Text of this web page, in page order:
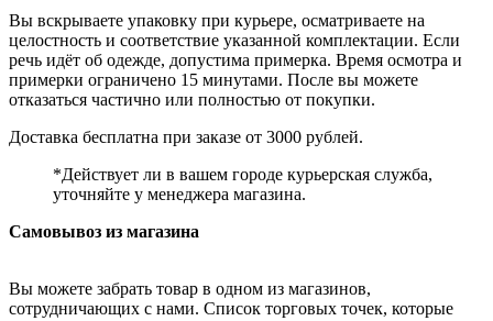
Вы вскрываете упаковку при курьере, осматриваете на
целостность и соответствие указанной комплектации. Если
речь идёт об одежде, допустима примерка. Время осмотра и
примерки ограничено 15 минутами. После вы можете
отказаться частично или полностью от покупки.
Доставка бесплатна при заказе от 3000 рублей.
*Действует ли в вашем городе курьерская служба,
уточняйте у менеджера магазина.
Самовывоз из магазина
Вы можете забрать товар в одном из магазинов,
сотрудничающих с нами. Список торговых точек, которые